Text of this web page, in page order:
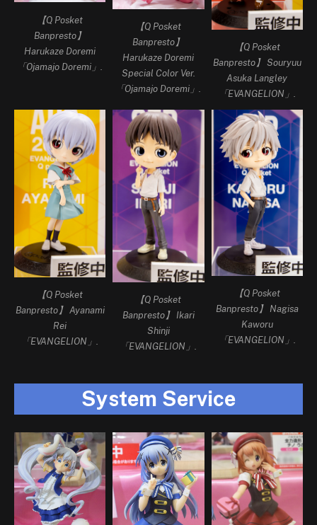
【Q Posket
Banpresto】
Harukaze Doremi
「Ojamajo Doremi」.
【Q Posket
Banpresto】
Harukaze Doremi
Special Color Ver.
「Ojamajo Doremi」.
【Q Posket
Banpresto】 Souryuu
Asuka Langley
「EVANGELION」.
【Q Posket
Banpresto】 Ayanami
Rei
「EVANGELION」.
【Q Posket
Banpresto】 Ikari
Shinji
「EVANGELION」.
【Q Posket
Banpresto】 Nagisa
Kaworu
「EVANGELION」.
System Service